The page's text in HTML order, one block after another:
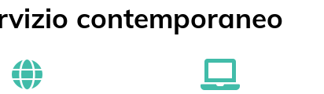
contemporaneo